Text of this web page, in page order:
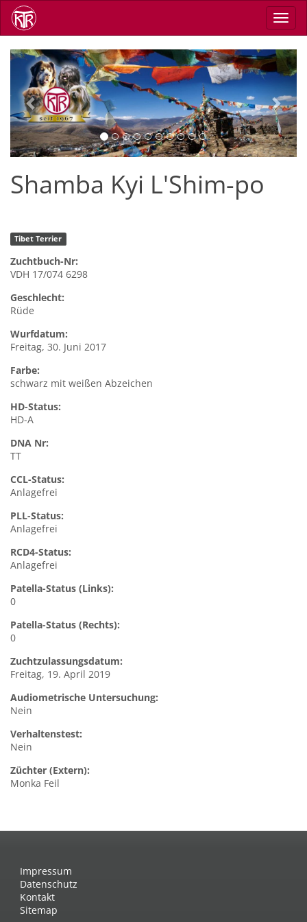
Direkt
zum
Inhalt
Previous Next
Shamba Kyi L'Shim-po
Tibet Terrier
Zuchtbuch-Nr:
VDH 17/074 6298
Geschlecht:
Rüde
Wurfdatum:
Freitag, 30. Juni 2017
Farbe:
schwarz mit weißen Abzeichen
HD-Status:
HD-A
DNA Nr:
TT
CCL-Status:
Anlagefrei
PLL-Status:
Anlagefrei
RCD4-Status:
Anlagefrei
Patella-Status (Links):
0
Patella-Status (Rechts):
0
Zuchtzulassungsdatum:
Freitag, 19. April 2019
Audiometrische Untersuchung:
Nein
Verhaltenstest:
Nein
Züchter (Extern):
Monka Feil
Impressum
Datenschutz
Kontakt
Sitemap